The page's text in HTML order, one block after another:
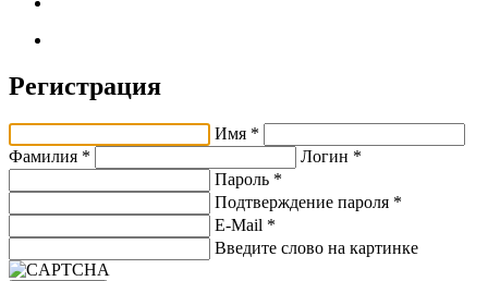
Регистрация
Имя *
Фамилия *
Логин *
Пароль *
Подтверждение пароля *
E-Mail *
Введите слово на картинке